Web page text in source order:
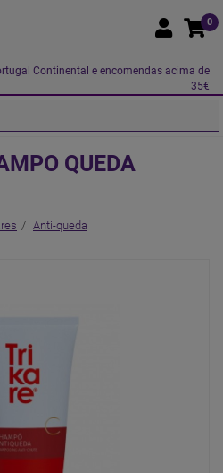
0
Continental e encomendas acima de
35€
QUEDA
Anti-queda